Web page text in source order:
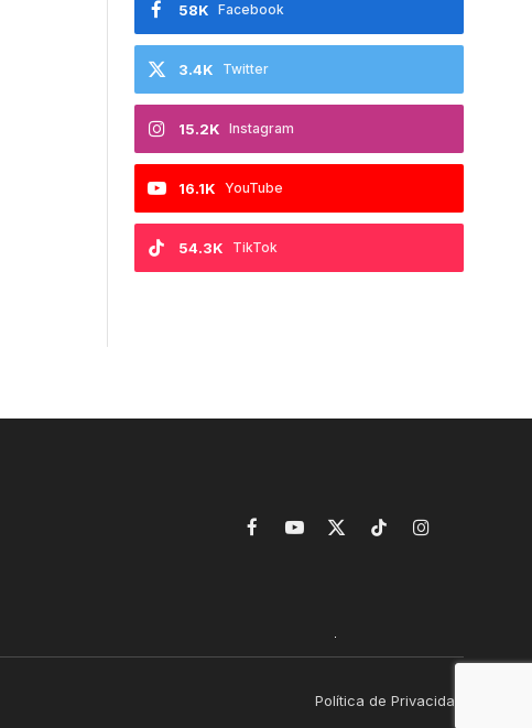
Facebook
58K
Twitter
3.4K
Instagram
15.2K
YouTube
16.1K
TikTok
54.3K
FacebookYouTube
X
TikTokInstagram
Política de Privacidad